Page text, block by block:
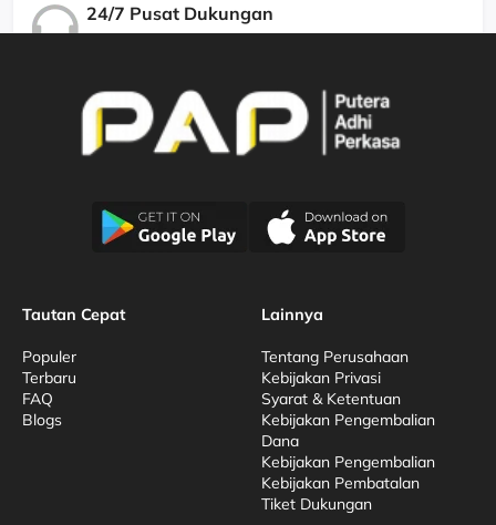
24/7 Pusat Dukungan
Tautan Cepat
Populer
Terbaru
FAQ
Blogs
Lainnya
Tentang Perusahaan
Kebijakan Privasi
Syarat & Ketentuan
Kebijakan Pengembalian
Dana
Kebijakan Pengembalian
Kebijakan Pembatalan
Tiket Dukungan